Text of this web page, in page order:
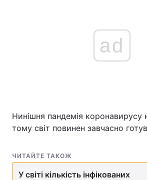
Україна
ad
Нинішня пандемія коронавирусу
тому світ повинен завчасно
ЧИТАЙТЕ ТАКОЖ
У світі кількість інфікованих